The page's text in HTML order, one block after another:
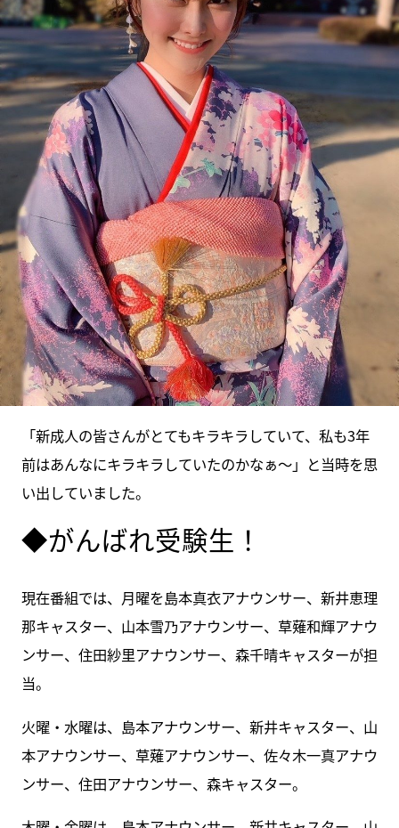
「新成人の皆さんがとてもキラキラしていて、私も3年
前はあんなにキラキラしていたのかなぁ〜」と当時を思
い出していました。
◆がんばれ受験生！
現在番組では、月曜を島本真衣アナウンサー、新井恵理
那キャスター、山本雪乃アナウンサー、草薙和輝アナウ
ンサー、住田紗里アナウンサー、森千晴キャスターが担
当。
火曜・水曜は、島本アナウンサー、新井キャスター、山
本アナウンサー、草薙アナウンサー、佐々木一真アナウ
ンサー、住田アナウンサー、森キャスター。